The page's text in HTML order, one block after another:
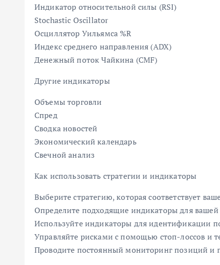
Индикатор относительной силы (RSI)
Stochastic Oscillator
Осциллятор Уильямса %R
Индекс среднего направления (ADX)
Денежный поток Чайкина (CMF)
Другие индикаторы
Объемы торговли
Спред
Сводка новостей
Экономический календарь
Свечной анализ
Как использовать стратегии и индикаторы
Выберите стратегию, которая соответствует
Определите подходящие индикаторы для вашей
Используйте индикаторы для идентификации
Управляйте рисками с помощью стоп-лоссов и
Проводите постоянный мониторинг позиций и